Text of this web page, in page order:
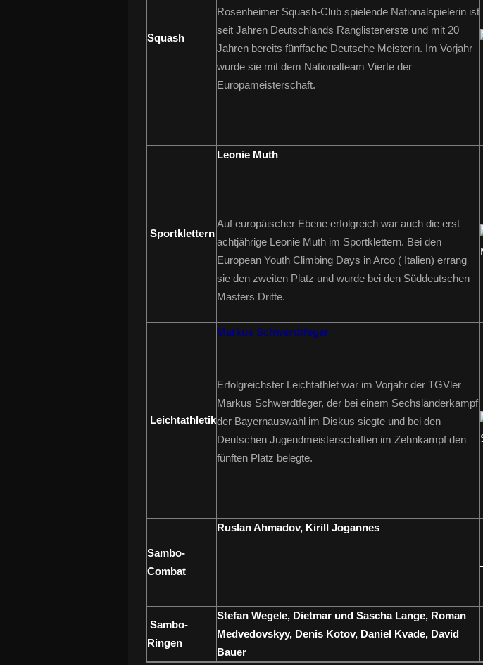
Squash
Rosenheimer Squash-Club spielende Nationalspielerin ist
seit Jahren Deutschlands Ranglistenerste und mit 20
Jahren bereits fünffache Deutsche Meisterin. Im Vorjahr
wurde sie mit dem Nationalteam Vierte der
Europameisterschaft.
Sportklettern
Leonie Muth
Auf europäischer Ebene erfolgreich war auch die erst
achtjährige Leonie Muth im Sportklettern. Bei den
European Youth Climbing Days in Arco ( Italien) errang
sie den zweiten Platz und wurde bei den Süddeutschen
Masters Dritte.
Leichtathletik
Markus Schwerdtfeger
Erfolgreichster Leichtathlet war im Vorjahr der TGVler
Markus Schwerdtfeger, der bei einem Sechsländerkampf
der Bayernauswahl im Diskus siegte und bei den
Deutschen Jugendmeisterschaften im Zehnkampf den
fünften Platz belegte.
Sambo-
Combat
Ruslan Ahmadov, Kirill Jogannes
Sambo-
Ringen
Stefan Wegele, Dietmar und Sascha Lange, Roman
Medvedovskyy, Denis Kotov, Daniel Kvade, David
Bauer